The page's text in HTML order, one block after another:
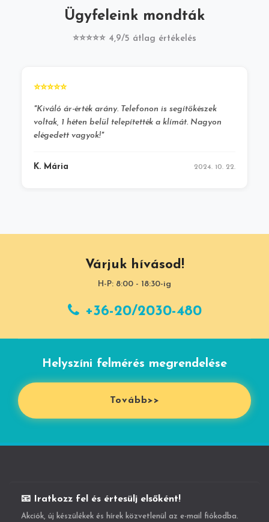
Ügyfeleink mondták
⭐⭐⭐⭐⭐ 4,9/5 átlag értékelés
⭐⭐⭐⭐⭐
"Kiváló ár-érték arány. Telefonon is segítőkészek
voltak, 1 héten belül telepítették a klímát. Nagyon
elégedett vagyok!"
K. Mária 2024. 10. 22.
Várjuk hívásod!
H-P: 8:00 - 18:30-ig
+36-20/2030-480
Helyszíni felmérés megrendelése
Tovább>>
📧 Iratkozz fel és értesülj elsőként!
Akciók, új készülékek és hírek közvetlenül az e-mail fiókodba.